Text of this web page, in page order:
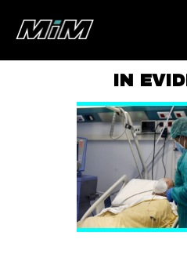
GAZA
CSOA
IN